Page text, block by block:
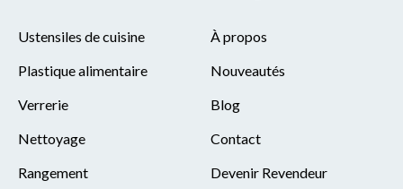
Ustensiles de cuisine
Plastique alimentaire
Verrerie
Nettoyage
Rangement
À propos
Nouveautés
Blog
Contact
Devenir Revendeur